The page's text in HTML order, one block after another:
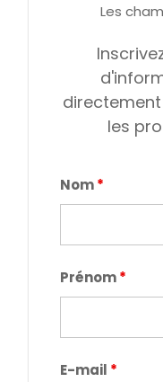
Les
les
Nom*
Prénom*
E-mail *